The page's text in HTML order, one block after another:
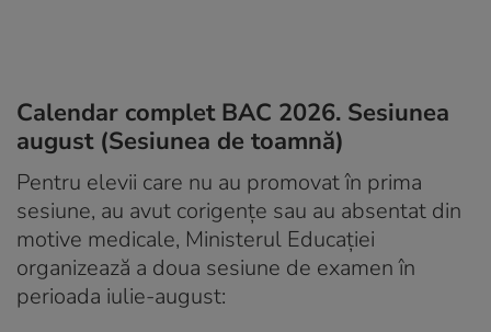
Calendar complet BAC 2026. Sesiunea
august (Sesiunea de toamnă)
Pentru elevii care nu au promovat în prima
sesiune, au avut corigențe sau au absentat din
motive medicale, Ministerul Educației
organizează a doua sesiune de examen în
perioada iulie-august: